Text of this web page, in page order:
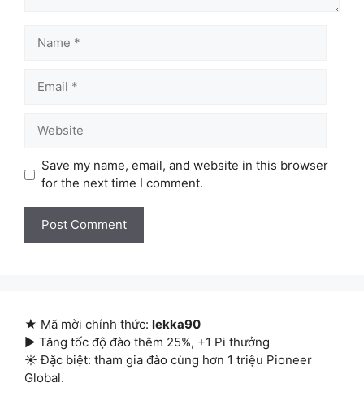
Save my name, email, and website in this browser
for the next time I comment.
★ Mã mời chính thức: lekka90
▶ Tăng tốc độ đào thêm 25%, +1 Pi thưởng
☀ Đặc biệt: tham gia đào cùng hơn 1 triệu Pioneer
Global.